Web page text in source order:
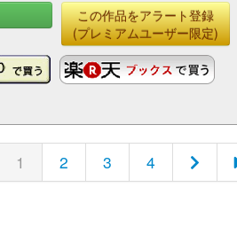
この作品をアラート登録
(プレミアムユーザー限定)
1 2 3 4